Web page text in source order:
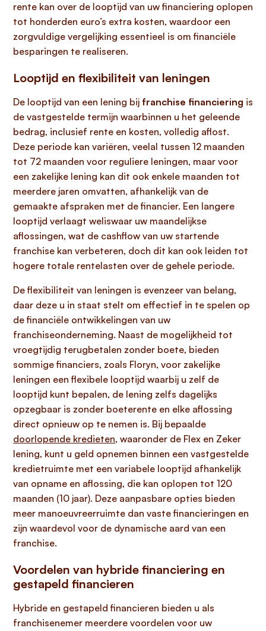
rente kan over de looptijd van uw financiering oplopen
tot honderden euro’s extra kosten, waardoor een
zorgvuldige vergelijking essentieel is om financiële
besparingen te realiseren.
Looptijd en flexibiliteit van leningen
De looptijd van een lening bij franchise financiering is
de vastgestelde termijn waarbinnen u het geleende
bedrag, inclusief rente en kosten, volledig aflost.
Deze periode kan variëren, veelal tussen 12 maanden
tot 72 maanden voor reguliere leningen, maar voor
een zakelijke lening kan dit ook enkele maanden tot
meerdere jaren omvatten, afhankelijk van de
gemaakte afspraken met de financier. Een langere
looptijd verlaagt weliswaar uw maandelijkse
aflossingen, wat de cashflow van uw startende
franchise kan verbeteren, doch dit kan ook leiden tot
hogere totale rentelasten over de gehele periode.
De flexibiliteit van leningen is evenzeer van belang,
daar deze u in staat stelt om effectief in te spelen op
de financiële ontwikkelingen van uw
franchiseonderneming. Naast de mogelijkheid tot
vroegtijdig terugbetalen zonder boete, bieden
sommige financiers, zoals Floryn, voor zakelijke
leningen een flexibele looptijd waarbij u zelf de
looptijd kunt bepalen, de lening zelfs dagelijks
opzegbaar is zonder boeterente en elke aflossing
direct opnieuw op te nemen is. Bij bepaalde
doorlopende kredieten, waaronder de Flex en Zeker
lening, kunt u geld opnemen binnen een vastgestelde
kredietruimte met een variabele looptijd afhankelijk
van opname en aflossing, die kan oplopen tot 120
maanden (10 jaar). Deze aanpasbare opties bieden
meer manoeuvreerruimte dan vaste financieringen en
zijn waardevol voor de dynamische aard van een
franchise.
Voordelen van hybride financiering en
gestapeld financieren
Hybride en gestapeld financieren bieden u als
franchisenemer meerdere voordelen voor uw